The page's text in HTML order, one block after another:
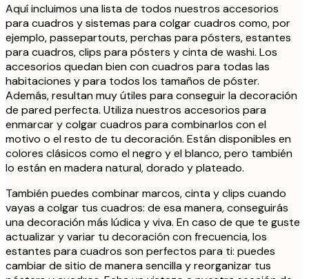
Aquí incluimos una lista de todos nuestros accesorios
para cuadros y sistemas para colgar cuadros como, por
ejemplo, passepartouts, perchas para pósters, estantes
para cuadros, clips para pósters y cinta de washi. Los
accesorios quedan bien con cuadros para todas las
habitaciones y para todos los tamaños de póster.
Además, resultan muy útiles para conseguir la decoración
de pared perfecta. Utiliza nuestros accesorios para
enmarcar y colgar cuadros para combinarlos con el
motivo o el resto de tu decoración. Están disponibles en
colores clásicos como el negro y el blanco, pero también
lo están en madera natural, dorado y plateado.
También puedes combinar marcos, cinta y clips cuando
vayas a colgar tus cuadros: de esa manera, conseguirás
una decoración más lúdica y viva. En caso de que te guste
actualizar y variar tu decoración con frecuencia, los
estantes para cuadros son perfectos para ti: puedes
cambiar de sitio de manera sencilla y reorganizar tus